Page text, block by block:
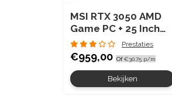
MSI RTX 3050 AMD
Game PC + 25 Inch
monitor
Prestaties
€959,00 Of€30,75 p/m
Bekijken